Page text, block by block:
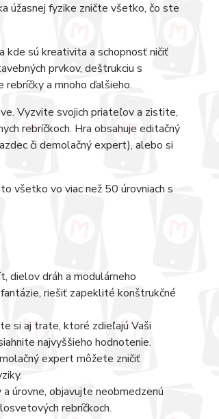
úžasnej fyzike zničte všetko, čo ste
kde sú kreativita a schopnosť ničiť
prvkov, deštrukciu s
a mnoho ďalšieho.
Vyzvite svojich priateľov a zistite,
rebríčkoch. Hra obsahuje editačný
či demolačný expert), alebo si
všetko vo viac než 50 úrovniach s
dielov dráh a modulárneho
riešiť zapeklité konštrukčné
si aj trate, ktoré zdieľajú Vaši
najvyššieho hodnotenie.
expert môžete zničiť
úrovne, objavujte neobmedzenú
rebríčkoch.